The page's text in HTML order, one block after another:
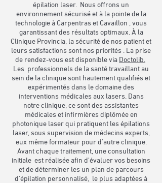
épilation laser. Nous offrons un
environnement sécurisé et à la pointe de la
technologie à Carpentras et Cavaillon , vous
garantissant des résultats optimaux. À la
Clinique Provincia, la sécurité de nos patient et
leurs satisfactions sont nos priorités . La prise
de rendez-vous est disponible via Doctolib.
Les professionnels de la santé travaillant au
sein de la clinique sont hautement qualifiés et
expérimentés dans le domaine des
interventions médicales aux lasers. Dans
notre clinique, ce sont des assistantes
médicales et infirmières diplômée en
photonique laser qui pratiquent les épilations
laser, sous supervision de médecins experts,
eux même formateur pour d'autre clinique.
Avant chaque traitement, une consultation
initiale est réalisée afin d’évaluer vos besoins
et de déterminer les un plan de parcours
d'épilation personnalisé, le plus adaptées à